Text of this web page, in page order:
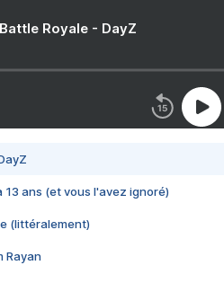
Royale - DayZ
13 ans (et vous l'avez ignoré)
(littéralement)
Rayan